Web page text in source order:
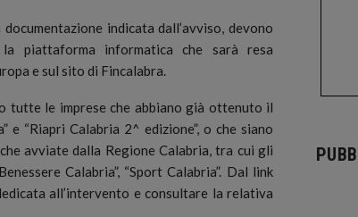
indicata dall’avviso, devono
la piattaforma informatica che sarà resa
e sul sito di Fincalabra.
tutte le imprese che abbiano già ottenuto il
e “Riapri Calabria 2^ edizione”, o che siano
avviate dalla Regione Calabria, tra cui gli
Calabria”, “Sport Calabria”. Dal link
all’intervento e consultare la relativa